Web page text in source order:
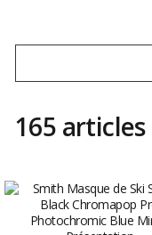
165 articles